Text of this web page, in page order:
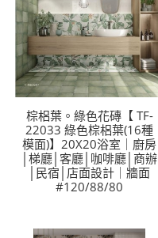
棕梠葉。綠色花磚【 TF-
22033 綠色棕梠葉(16種
模面)】20X20浴室｜廚房
│梯廳│客廳│咖啡廳│商辦
│民宿│店面設計｜牆面
#120/88/80